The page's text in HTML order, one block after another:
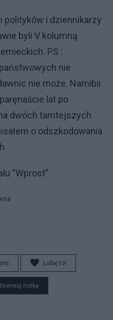
polityków i dziennikarzy
byli V kolumną
PS :
nie
nie może. Namibii
lat po
dwóch tamtejszych
o odszkodowania
"Wprost"
Lubię to!
notkę